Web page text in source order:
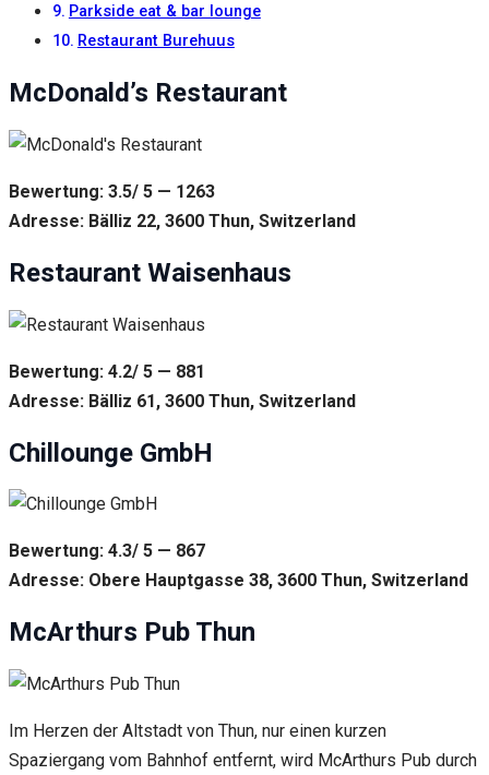
Parkside eat & bar lounge
Restaurant Burehuus
McDonald’s Restaurant
Bewertung: 3.5/ 5 — 1263
Adresse: Bälliz 22, 3600 Thun, Switzerland
Restaurant Waisenhaus
Bewertung: 4.2/ 5 — 881
Adresse: Bälliz 61, 3600 Thun, Switzerland
Chillounge GmbH
Bewertung: 4.3/ 5 — 867
Adresse: Obere Hauptgasse 38, 3600 Thun, Switzerland
McArthurs Pub Thun
Im Herzen der Altstadt von Thun, nur einen kurzen
Spaziergang vom Bahnhof entfernt, wird McArthurs Pub durch